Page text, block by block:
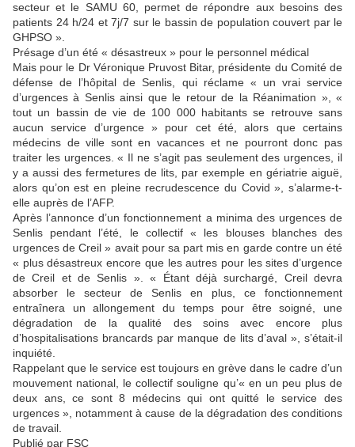
secteur et le SAMU 60, permet de répondre aux besoins des
patients 24 h/24 et 7j/7 sur le bassin de population couvert par le
GHPSO ».
Présage d’un été « désastreux » pour le personnel médical
Mais pour le Dr Véronique Pruvost Bitar, présidente du Comité de
défense de l’hôpital de Senlis, qui réclame « un vrai service
d’urgences à Senlis ainsi que le retour de la Réanimation », «
tout un bassin de vie de 100 000 habitants se retrouve sans
aucun service d’urgence » pour cet été, alors que certains
médecins de ville sont en vacances et ne pourront donc pas
traiter les urgences. « Il ne s’agit pas seulement des urgences, il
y a aussi des fermetures de lits, par exemple en gériatrie aiguë,
alors qu’on est en pleine recrudescence du Covid », s’alarme-t-
elle auprès de l’AFP.
Après l’annonce d’un fonctionnement a minima des urgences de
Senlis pendant l’été, le collectif « les blouses blanches des
urgences de Creil » avait pour sa part mis en garde contre un été
« plus désastreux encore que les autres pour les sites d’urgence
de Creil et de Senlis ». « Étant déjà surchargé, Creil devra
absorber le secteur de Senlis en plus, ce fonctionnement
entraînera un allongement du temps pour être soigné, une
dégradation de la qualité des soins avec encore plus
d’hospitalisations brancards par manque de lits d’aval », s’était-il
inquiété.
Rappelant que le service est toujours en grève dans le cadre d’un
mouvement national, le collectif souligne qu’« en un peu plus de
deux ans, ce sont 8 médecins qui ont quitté le service des
urgences », notamment à cause de la dégradation des conditions
de travail.
Publié par FSC